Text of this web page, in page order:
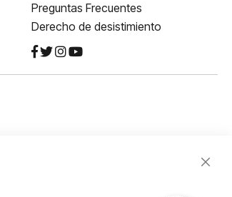
Preguntas Frecuentes
Derecho de desistimiento